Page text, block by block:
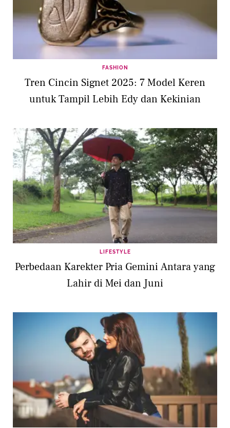
FASHION
Tren Cincin Signet 2025: 7 Model Keren
untuk Tampil Lebih Edy dan Kekinian
LIFESTYLE
Perbedaan Karekter Pria Gemini Antara yang
Lahir di Mei dan Juni